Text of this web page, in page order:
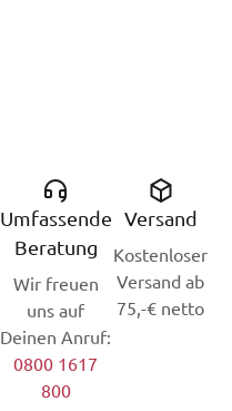
Umfassende
Beratung
Wir freuen
uns auf
Deinen Anruf:
0800 1617
800
Versand
Kostenloser
Versand ab
75,-€ netto